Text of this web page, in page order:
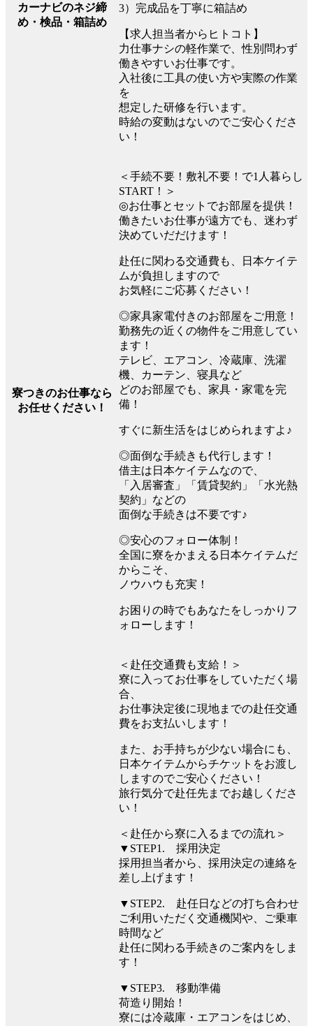
カーナビのネジ締
め・検品・箱詰め
3）完成品を丁寧に箱詰め
【求人担当者からヒトコト】
力仕事ナシの軽作業で、性別問わず
働きやすいお仕事です。
入社後に工具の使い方や実際の作業
を
想定した研修を行います。
時給の変動はないのでご安心くださ
い！
寮つきのお仕事なら
お任せください！
＜手続不要！敷礼不要！で1人暮らし
START！＞
◎お仕事とセットでお部屋を提供！
働きたいお仕事が遠方でも、迷わず
決めていだだけます！
赴任に関わる交通費も、日本ケイテ
ムが負担しますので
お気軽にご応募ください！
◎家具家電付きのお部屋をご用意！
勤務先の近くの物件をご用意してい
ます！
テレビ、エアコン、冷蔵庫、洗濯
機、カーテン、寝具など
どのお部屋でも、家具・家電を完
備！
すぐに新生活をはじめられますよ♪
◎面倒な手続きも代行します！
借主は日本ケイテムなので、
「入居審査」「賃貸契約」「水光熱
契約」などの
面倒な手続きは不要です♪
◎安心のフォロー体制！
全国に寮をかまえる日本ケイテムだ
からこそ、
ノウハウも充実！
お困りの時でもあなたをしっかりフ
ォローします！
＜赴任交通費も支給！＞
寮に入ってお仕事をしていただく場
合、
お仕事決定後に現地までの赴任交通
費をお支払いします！
また、お手持ちが少ない場合にも、
日本ケイテムからチケットをお渡し
しますのでご安心ください！
旅行気分で赴任先までお越しくださ
い！
＜赴任から寮に入るまでの流れ＞
▼STEP1. 採用決定
採用担当者から、採用決定の連絡を
差し上げます！
▼STEP2. 赴任日などの打ち合わせ
ご利用いただく交通機関や、ご乗車
時間など
赴任に関わる手続きのご案内をしま
す！
▼STEP3. 移動準備
荷造り開始！
寮には冷蔵庫・エアコンをはじめ、